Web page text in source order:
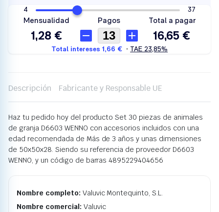
Descripción Fabricante y Responsable UE
Haz tu pedido hoy del producto Set 30 piezas de animales
de granja D6603 WENNO con accesorios incluidos con una
edad recomendada de Más de 3 años y unas dimensiones
de 50x50x28. Siendo su referencia de proveedor D6603
WENNO, y un código de barras 4895229404656
Nombre completo: Valuvic Montequinto, S.L.
Nombre comercial: Valuvic